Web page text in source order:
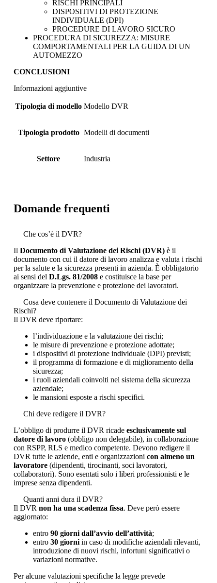
RISCHI PRINCIPALI
DISPOSITIVI DI PROTEZIONE
INDIVIDUALE (DPI)
PROCEDURE DI LAVORO SICURO
PROCEDURA DI SICUREZZA: MISURE
COMPORTAMENTALI PER LA GUIDA DI UN
AUTOMEZZO
CONCLUSIONI
Informazioni aggiuntive
Tipologia di modello Modello DVR
Tipologia prodotto Modelli di documenti
Settore Industria
Domande frequenti
Che cos’è il DVR?
Il Documento di Valutazione dei Rischi (DVR) è il
documento con cui il datore di lavoro analizza e valuta i rischi
per la salute e la sicurezza presenti in azienda. È obbligatorio
ai sensi del D.Lgs. 81/2008 e costituisce la base per
organizzare la prevenzione e protezione dei lavoratori.
Cosa deve contenere il Documento di Valutazione dei
Rischi?
Il DVR deve riportare:
l’individuazione e la valutazione dei rischi;
le misure di prevenzione e protezione adottate;
i dispositivi di protezione individuale (DPI) previsti;
il programma di formazione e di miglioramento della
sicurezza;
i ruoli aziendali coinvolti nel sistema della sicurezza
aziendale;
le mansioni esposte a rischi specifici.
Chi deve redigere il DVR?
L’obbligo di produrre il DVR ricade esclusivamente sul
datore di lavoro (obbligo non delegabile), in collaborazione
con RSPP, RLS e medico competente. Devono redigere il
DVR tutte le aziende, enti e organizzazioni con almeno un
lavoratore (dipendenti, tirocinanti, soci lavoratori,
collaboratori). Sono esentati solo i liberi professionisti e le
imprese senza dipendenti.
Quanti anni dura il DVR?
Il DVR non ha una scadenza fissa. Deve però essere
aggiornato:
entro 90 giorni dall’avvio dell’attività;
entro 30 giorni in caso di modifiche aziendali rilevanti,
introduzione di nuovi rischi, infortuni significativi o
variazioni normative.
Per alcune valutazioni specifiche la legge prevede